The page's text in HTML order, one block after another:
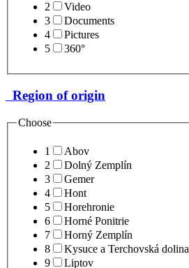
2
Video
3
Documents
4
Pictures
5
360°
Region of origin
Choose
1
Abov
2
Dolný Zemplín
3
Gemer
4
Hont
5
Horehronie
6
Horné Ponitrie
7
Horný Zemplín
8
Kysuce a Terchovská dolina
9
Liptov